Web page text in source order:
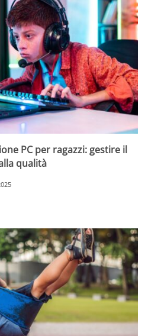
PC per ragazzi: gestire il
qualità